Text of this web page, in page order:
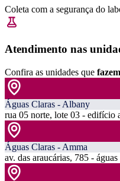
Coleta com a segurança do
Atendimento nas
Confira as unidades que
Águas Claras - Albany
rua 05 norte, lote 03 - edifício
Águas Claras - Amma
av. das araucárias, 785 -